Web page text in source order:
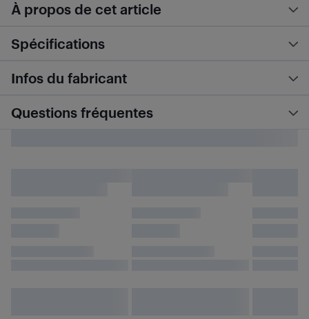
À propos de cet article
Spécifications
Infos du fabricant
Questions fréquentes